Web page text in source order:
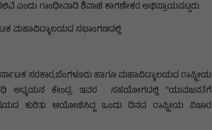
ಎಂದು ಗಾಂಧೀವಾದಿ ಶಿವಾಜಿ ಕಾಗಣೇಕರ ಅಭಿಪ್ರಾಯಪಟ್ಟರು.
ಮಹಾವಿದ್ಯಾಲಯದ ಸಭಾಂಗಣದಲ್ಲಿ
ಸರಕಾರ,ಬೆಂಗಳೂರು ಹಾಗೂ ಮಹಾವಿದ್ಯಾಲಯದ ರಾಷ್ಟ್ರೀಯ
ಅಧ್ಯಯನ ಕೇಂದ್ರ ಇವರ ಸಹಯೋಗದಲ್ಲಿ "ಯುವಜನತೆಗೆ
ಕುರಿತು ಆಯೋಜಿಸಿದ್ದ ಒಂದು ದಿನದ ರಾಷ್ಟ್ರೀಯ ವಿಚಾರ